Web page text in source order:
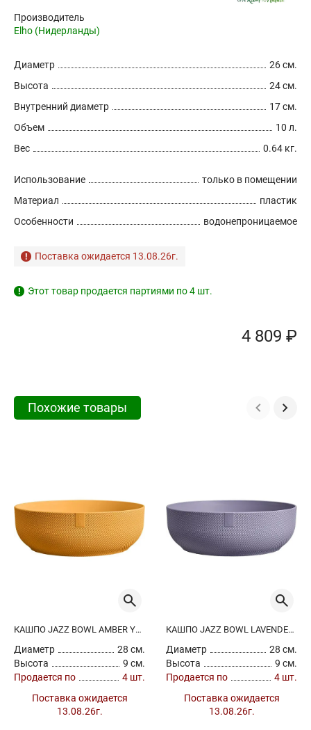
Производитель
Elho (Нидерланды)
26 см.
Диаметр
24 см.
Высота
17 см.
Внутренний диаметр
10 л.
Объем
0.64 кг.
Вес
только в помещении
Использование
пластик
Материал
водонепроницаемое
Особенности
Поставка ожидается 13.08.26г.
! Этот товар продается партиями по 4 шт.
4 809 ₽
Похожие товары
КАШПО JAZZ BOWL AMBER YELLOW
Диаметр
28 см.
Высота
9 см.
Продается по
4 шт.
Поставка ожидается
13.08.26г.
КАШПО JAZZ BOWL LAVENDER LILAC
Диаметр
28 см.
Высота
9 см.
Продается по
4 шт.
Поставка ожидается
13.08.26г.